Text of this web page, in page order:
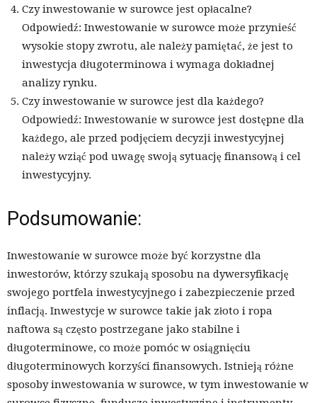
Czy inwestowanie w surowce jest opłacalne?
Odpowiedź: Inwestowanie w surowce może przynieść
wysokie stopy zwrotu, ale należy pamiętać, że jest to
inwestycja długoterminowa i wymaga dokładnej
analizy rynku.
Czy inwestowanie w surowce jest dla każdego?
Odpowiedź: Inwestowanie w surowce jest dostępne dla
każdego, ale przed podjęciem decyzji inwestycyjnej
należy wziąć pod uwagę swoją sytuację finansową i cel
inwestycyjny.
Podsumowanie:
Inwestowanie w surowce może być korzystne dla
inwestorów, którzy szukają sposobu na dywersyfikację
swojego portfela inwestycyjnego i zabezpieczenie przed
inflacją. Inwestycje w surowce takie jak złoto i ropa
naftowa są często postrzegane jako stabilne i
długoterminowe, co może pomóc w osiągnięciu
długoterminowych korzyści finansowych. Istnieją różne
sposoby inwestowania w surowce, w tym inwestowanie w